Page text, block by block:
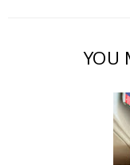
YOU